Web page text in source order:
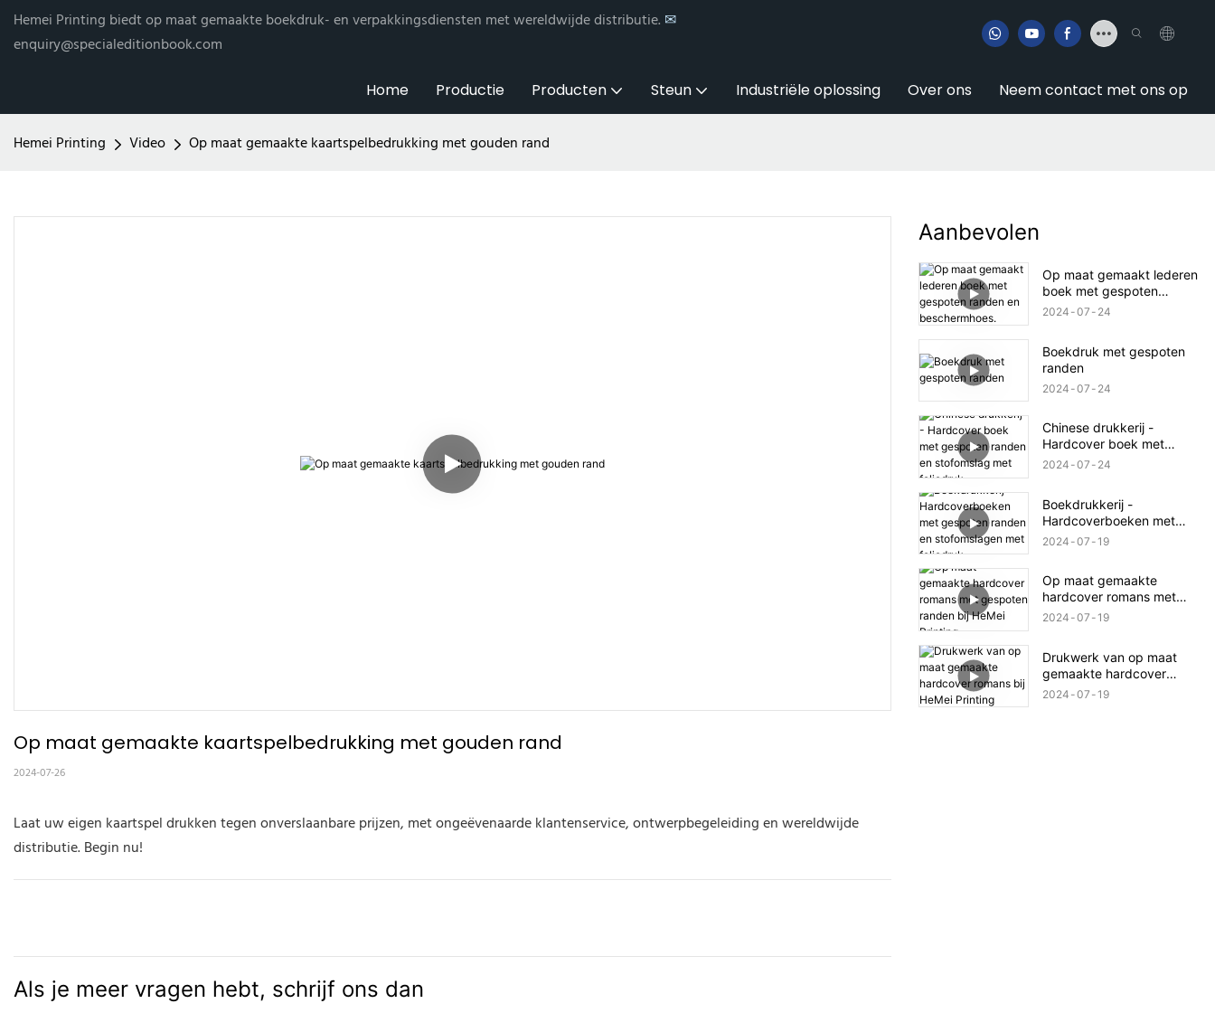
Hemei Printing biedt op maat gemaakte boekdruk- en verpakkingsdiensten met wereldwijde distributie. ✉
enquiry@specialeditionbook.com
Home Productie Producten Steun Industriële oplossing Over ons Neem contact met ons op
Hemei Printing Video Op maat gemaakte kaartspelbedrukking met gouden rand
Op maat gemaakte kaartspelbedrukking met gouden rand
2024-07-26
Laat uw eigen kaartspel drukken tegen onverslaanbare prijzen, met ongeëvenaarde klantenservice, ontwerpbegeleiding en wereldwijde
distributie. Begin nu!
Als je meer vragen hebt, schrijf ons dan
Aanbevolen
Op maat gemaakt lederen
boek met gespoten
randen en beschermhoes.
2024 07 24
Boekdruk met gespoten
randen
2024 07 24
Chinese drukkerij -
Hardcover boek met
gespoten randen en
2024 07 24
Boekdrukkerij -
Hardcoverboeken met
gespoten randen en
2024 07 19
Op maat gemaakte
hardcover romans met
gespoten randen bij HeMei
2024 07 19
Drukwerk van op maat
gemaakte hardcover
romans bij HeMei Printing
2024 07 19